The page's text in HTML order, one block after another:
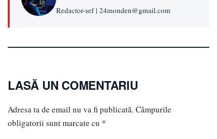
Redactor-sef | 24monden@gmail.com
LASĂ UN COMENTARIU
Adresa ta de email nu va fi publicată. Câmpurile
obligatorii sunt marcate cu *